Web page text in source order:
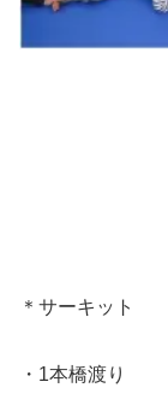
＊サーキット
・1本橋渡り